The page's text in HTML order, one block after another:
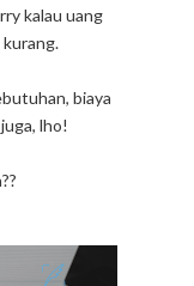
kalau uang
biaya
lho!